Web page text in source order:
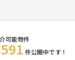
可能物件
591 件公開中です！